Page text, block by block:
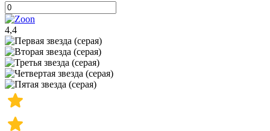
4,4